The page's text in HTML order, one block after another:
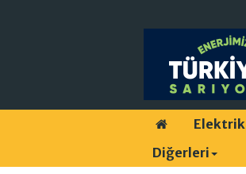
Elektrik
Diğerleri